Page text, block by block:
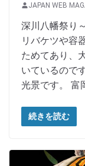
JAPAN WEB
深川八幡祭り
リバケツや容
ためてあり、
いているので
光景です。 富
続きを読む